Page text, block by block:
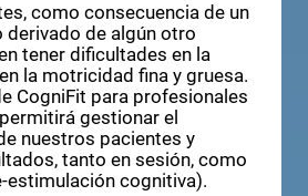
como consecuencia de un
derivado de algún otro
tener dificultades en la
la motricidad fina y gruesa.
CogniFit para profesionales
gestionar el
nuestros pacientes y
tanto en sesión, como
estimulación cognitiva).